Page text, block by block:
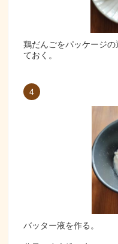
鶏だんごをパッケージ
ておく。
4
バッター液を作る。